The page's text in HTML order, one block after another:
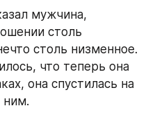
мужчина,
столь
столь низменное.
что теперь она
она спустилась на
ним.